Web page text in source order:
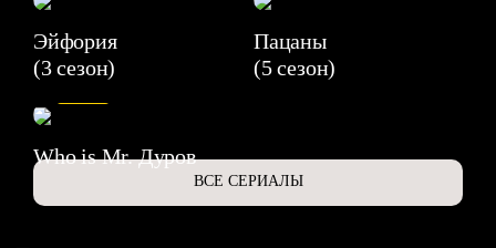
Эйфория
(3 сезон)
Пацаны
(5 сезон)
Who is Mr. Дуров
ВСЕ СЕРИАЛЫ